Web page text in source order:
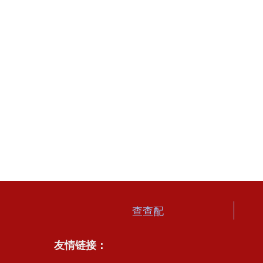
查查配
友情链接：